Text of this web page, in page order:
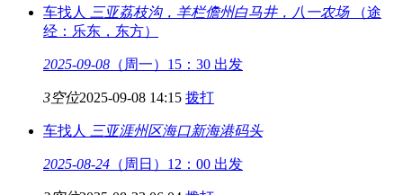
车找人 三亚荔枝沟，羊栏儋州白马井，八一农场
（途
经：乐东，东方）
2025-09-08 （周一）15：30 出发
3空位2025-09-08 14:15 拨打
车找人 三亚涯州区海口新海港码头
2025-08-24 （周日）12：00 出发